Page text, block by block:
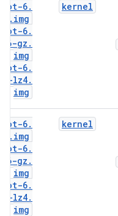
kernel
6.
. img
6.
6-gz .
img
6.
6-lz4.
img
kernel
6.
. img
6.
6-gz .
img
6.
6-lz4.
img